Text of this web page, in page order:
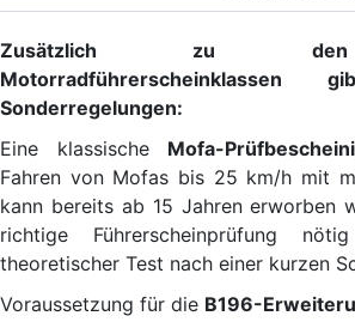
Zusätzlich zu den
Sonderregelungen:
Eine klassische Mofa-
Fahren von Mofas bis 25 km/h mit
kann bereits ab 15 Jahren erworben
richtige Führerscheinprüfung
theoretischer Test nach einer kurzen
Voraussetzung für die B196-